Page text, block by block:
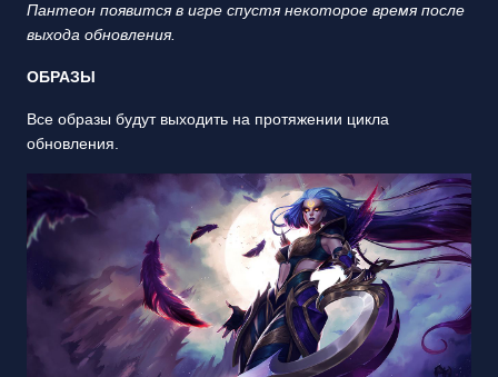
Пантеон появится в игре спустя некоторое время после
выхода обновления.
ОБРАЗЫ
Все образы будут выходить на протяжении цикла
обновления.